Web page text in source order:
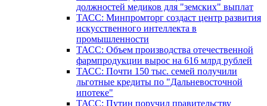
должностей медиков для "земских" выплат
ТАСС: Минпромторг создаст центр развития
искусственного интеллекта в
промышленности
ТАСС: Объем производства отечественной
фармпродукции вырос на 616 млрд рублей
ТАСС: Почти 150 тыс. семей получили
льготные кредиты по "Дальневосточной
ипотеке"
ТАСС: Путин поручил правительству